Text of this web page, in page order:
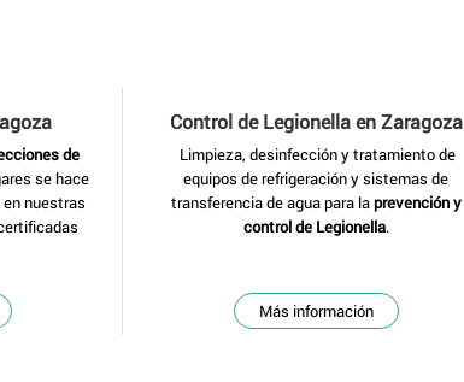
de
se hace
nuestras
Control de Legionellaen Zaragoza
Limpieza, desinfección y tratamiento de
equipos de refrigeración y sistemas de
transferencia de agua para la prevención y
control de Legionella.
Más información